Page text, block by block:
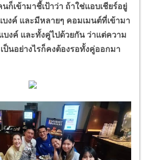
เข้ามาชี้เป้าว่า ถ้าใช่แอบเชียร์อยู่
ค์ และมีหลายๆ คอมเมนต์ที่เข้ามา
งค์ และทั้งคู่ไปด้วยกัน ว่าแต่ความ
นอย่างไรก็คงต้องรอทั้งคู่ออกมา